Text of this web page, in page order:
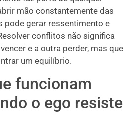
mão constantemente das
pode gerar ressentimento e
conflitos não significa
e a outra perder, mas que
um equilíbrio.
funcionam
o ego resiste